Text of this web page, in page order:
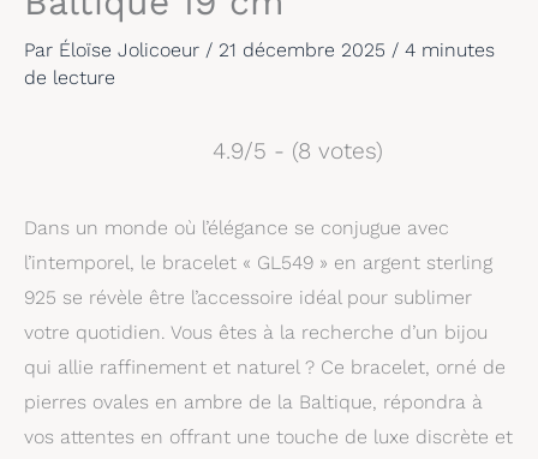
Par Éloïse Jolicoeur / 21 décembre 2025 / 4 minutes
de lecture
4.9/5 - (8 votes)
Dans un monde où l’élégance se conjugue avec
l’intemporel, le bracelet « GL549 » en argent sterling
925 se révèle être l’accessoire idéal pour sublimer
votre quotidien. Vous êtes à la recherche d’un bijou
qui allie raffinement et naturel ? Ce bracelet, orné de
pierres ovales en ambre de la Baltique, répondra à
vos attentes en offrant une touche de luxe discrète et